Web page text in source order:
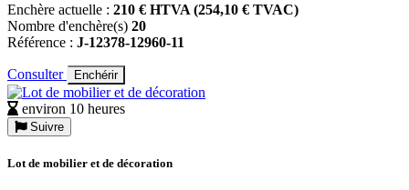
Enchère actuelle : 210 € HTVA (254,10 € TVAC)
Nombre d'enchère(s) 20
Référence : J-12378-12960-11
Consulter Enchérir
environ 10 heures
Suivre
Lot de mobilier et de décoration